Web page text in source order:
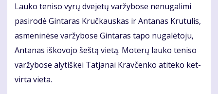
Lau­ko te­ni­so vy­rų dve­je­tų var­žy­bo­se ne­nu­ga­li­mi
pa­si­ro­dė Gin­ta­ras Kruč­kaus­kas ir An­ta­nas Kru­tu­lis,
as­me­ni­nė­se var­žy­bo­se Gin­ta­ras ta­po nu­ga­lė­to­ju,
An­ta­nas iš­ko­vo­jo šeš­tą vie­tą. Mo­te­rų lau­ko te­ni­so
var­žy­bo­se aly­tiš­kei Tat­ja­nai Krav­čen­ko ati­te­ko ket­
vir­ta vie­ta.